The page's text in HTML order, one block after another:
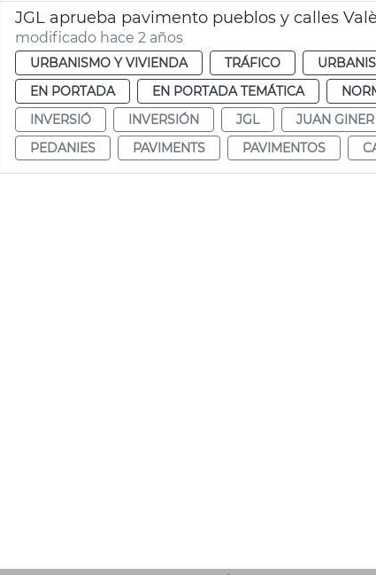
JGL aprueba pavimento pueblos y calles
modificado hace 2 años
URBANISMO Y VIVIENDA TRÁFICO
EN PORTADA
EN PORTADA TEMÁTICA
INVERSIÓ
INVERSIÓN JGL JUAN GINER
PEDANIES
PAVIMENTS PAVIMENTOS